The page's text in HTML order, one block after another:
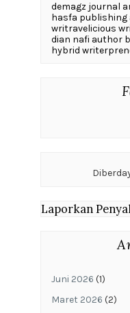
demagz journal
hasfa
writravelicious
dian nafi author
hybrid
Laporkan
Juni 2026 (1)
Maret 2026 (2)